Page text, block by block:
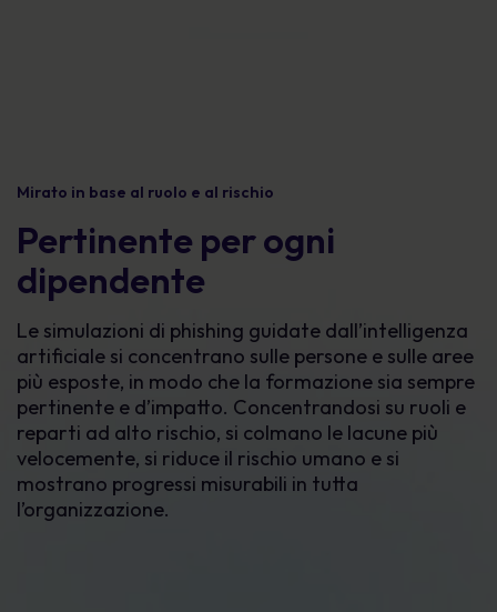
Mirato in base al ruolo e al rischio
Pertinente per ogni
dipendente
Le simulazioni di phishing guidate dall’intelligenza
artificiale si concentrano sulle persone e sulle aree
più esposte, in modo che la formazione sia sempre
pertinente e d’impatto. Concentrandosi su ruoli e
reparti ad alto rischio, si colmano le lacune più
velocemente, si riduce il rischio umano e si
mostrano progressi misurabili in tutta
l’organizzazione.